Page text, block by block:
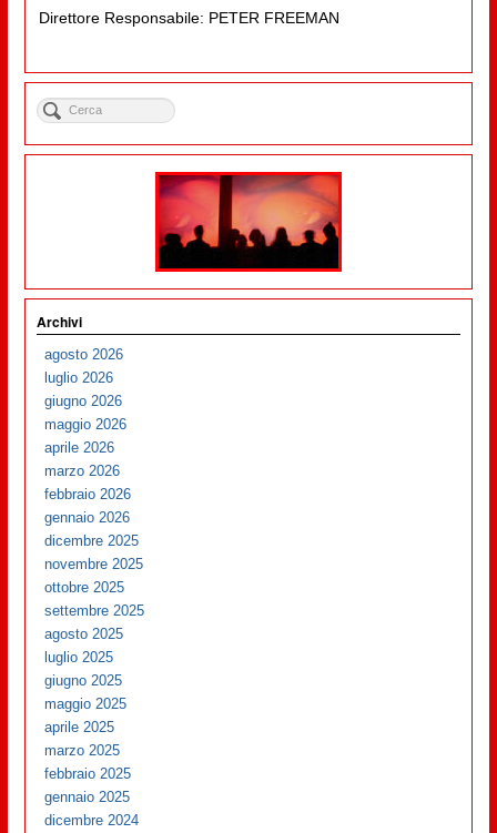
Direttore Responsabile: PETER FREEMAN
Archivi
agosto 2026
luglio 2026
giugno 2026
maggio 2026
aprile 2026
marzo 2026
febbraio 2026
gennaio 2026
dicembre 2025
novembre 2025
ottobre 2025
settembre 2025
agosto 2025
luglio 2025
giugno 2025
maggio 2025
aprile 2025
marzo 2025
febbraio 2025
gennaio 2025
dicembre 2024